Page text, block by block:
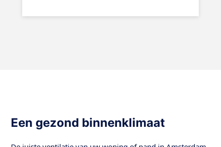
Een gezond binnenklimaat